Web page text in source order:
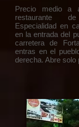
Precio medio a
restaurante
Especialidad en
en la entrada del
carretera de
entras en el
derecha. Abre solo